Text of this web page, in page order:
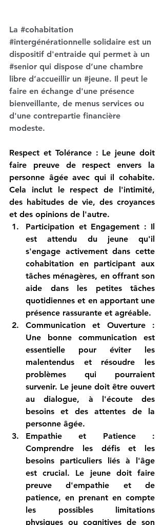
La #cohabitation
#intergénérationnelle solidaire est un
dispositif d'entraide qui permet à un
#senior qui dispose d’une chambre
libre d’accueillir un #jeune. Il peut le
faire en échange d'une présence
bienveillante, de menus services ou
d'une contrepartie financière
modeste.
Respect et Tolérance : Le jeune doit
faire preuve de respect envers la
personne âgée avec qui il cohabite.
Cela inclut le respect de l'intimité,
des habitudes de vie, des croyances
et des opinions de l'autre.
Participation et Engagement : Il
est attendu du jeune qu'il
s'engage activement dans cette
cohabitation en participant aux
tâches ménagères, en offrant son
aide dans les petites tâches
quotidiennes et en apportant une
présence rassurante et agréable.
Communication et Ouverture :
Une bonne communication est
essentielle pour éviter les
malentendus et résoudre les
problèmes qui pourraient
survenir. Le jeune doit être ouvert
au dialogue, à l'écoute des
besoins et des attentes de la
personne âgée.
Empathie et Patience :
Comprendre les défis et les
besoins particuliers liés à l'âge
est crucial. Le jeune doit faire
preuve d'empathie et de
patience, en prenant en compte
les possibles limitations
physiques ou cognitives de son